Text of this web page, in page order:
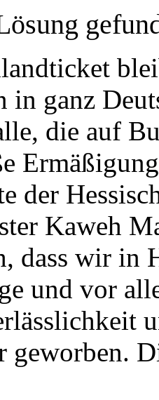
in ganz
die auf
der
Kaweh
dass wir in
und vor
geworben.